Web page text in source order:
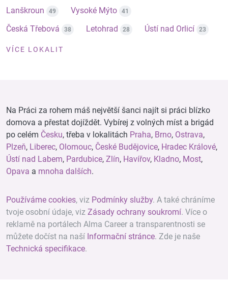
Lanškroun 49 Vysoké Mýto 41
Česká Třebová 38 Letohrad 28 Ústí nad Orlicí 23
VÍCE LOKALIT
Na Práci za rohem máš největší šanci najít si práci blízko
domova a přestat dojíždět. Vybírej z volných míst a brigád
po celém Česku, třeba v lokalitách Praha, Brno, Ostrava,
Plzeň, Liberec, Olomouc, České Budějovice, Hradec Králové,
Ústí nad Labem, Pardubice, Zlín, Havířov, Kladno, Most,
Opava a mnoha dalších.
Používáme cookies, viz Podmínky služby. A také chráníme
tvoje osobní údaje, viz Zásady ochrany soukromí. Více o
reklamě na portálech Alma Career a transparentnosti se
můžete dočíst na naší Informační stránce. Zde je naše
Technická specifikace.